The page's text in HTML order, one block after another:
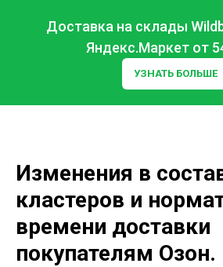
Доставка на склады
Яндекс.Маркет от
УЗНАТЬ БОЛЬШЕ
Изменения в
кластеров и
времени доставки
покупателям Озон.